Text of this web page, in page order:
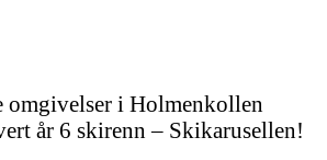
omgivelser i Holmenkollen
år 6 skirenn – Skikarusellen!